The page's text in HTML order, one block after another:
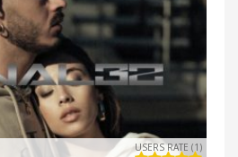
USERS RATE (1)